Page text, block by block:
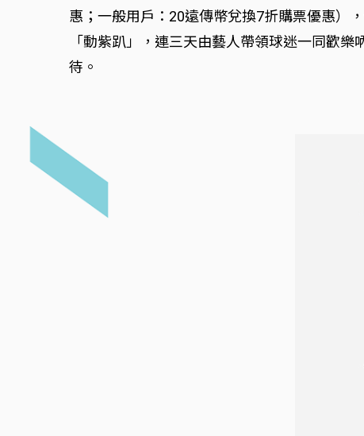
惠；一般用戶：20遠傳幣兌換7折購票優惠）
「動紫趴」，連三天由藝人帶領球迷一同歡
待。